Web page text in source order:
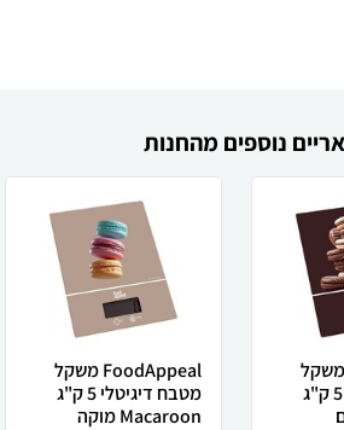
נוספים מהחנות
FoodAppeal משקל
מטבח דיגיטלי 5 ק"ג
FoodAppeal משקל
מטבח דיגיטלי 5 ק"ג
Macaroon מוקה